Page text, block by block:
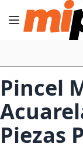
Cambiar Nav
Pincel
Piezas